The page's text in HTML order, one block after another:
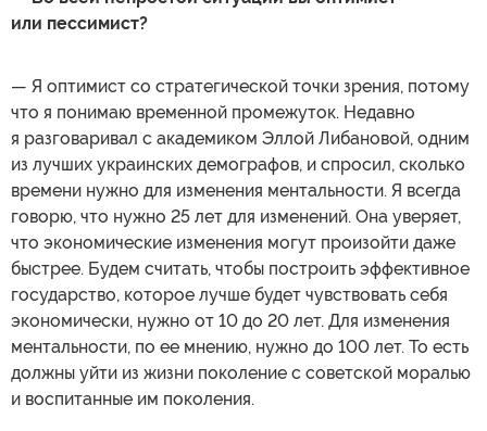
или пессимист?
— Я оптимист со стратегической точки зрения, потому
что я понимаю временной промежуток. Недавно
я разговаривал с академиком Эллой Либановой, одним
из лучших украинских демографов, и спросил, сколько
времени нужно для изменения ментальности. Я всегда
говорю, что нужно 25 лет для изменений. Она уверяет,
что экономические изменения могут произойти даже
быстрее. Будем считать, чтобы построить эффективное
государство, которое лучше будет чувствовать себя
экономически, нужно от 10 до 20 лет. Для изменения
ментальности, по ее мнению, нужно до 100 лет. То есть
должны уйти из жизни поколение с советской моралью
и воспитанные им поколения.